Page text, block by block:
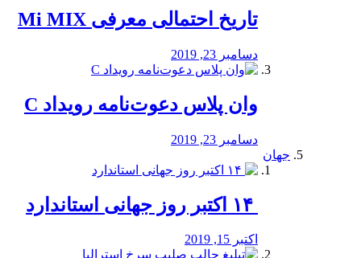
تاریخ احتمالی معرفی Mi MIX
دسامبر 23, 2019
وان پلاس دعوت‌نامه رویداد C
دسامبر 23, 2019
جهان
اکتبر 15, 2019